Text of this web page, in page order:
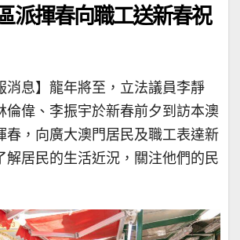
派揮春向職工送新春祝
消息】龍年將至，立法議員李靜
倫偉、李振宇於新春前夕到訪本澳
春，向廣大澳門居民及職工表達新
解居民的生活近況，關注他們的民